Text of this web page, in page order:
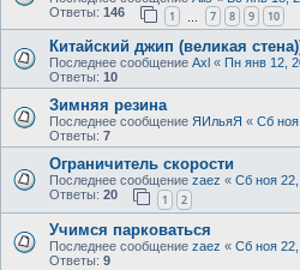
Ответы: 146 1 7 8 9 10
Китайский джип (великая
Последнее сообщение Axl « Пн янв 12,
Ответы: 10
Зимняя резина
Последнее сообщение ЯИльяЯ « Сб ноя
Ответы: 7
Ограничитель скорости
Последнее сообщение zaez « Сб ноя
Ответы: 20 1 2
Учимся парковаться
Последнее сообщение zaez « Сб ноя
Ответы: 9